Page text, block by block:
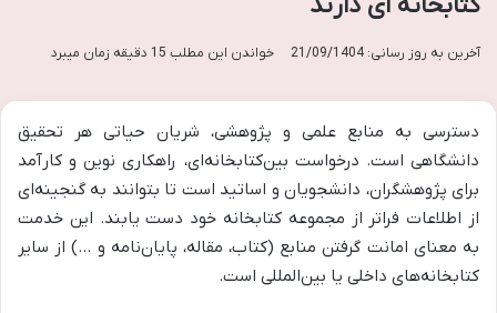
آخرین به روز رسانی: 21/09/1404 خواندن این مطلب 15 دقیقه زمان میبرد
دسترسی به منابع علمی و پژوهشی، شریان حیاتی هر تحقیق
دانشگاهی است. درخواست بین‌کتابخانه‌ای، راهکاری نوین و کارآمد
برای پژوهشگران، دانشجویان و اساتید است تا بتوانند به گنجینه‌ای
از اطلاعات فراتر از مجموعه کتابخانه خود دست یابند. این خدمت
به معنای امانت گرفتن منابع (کتاب، مقاله، پایان‌نامه و …) از سایر
کتابخانه‌های داخلی یا بین‌المللی است.